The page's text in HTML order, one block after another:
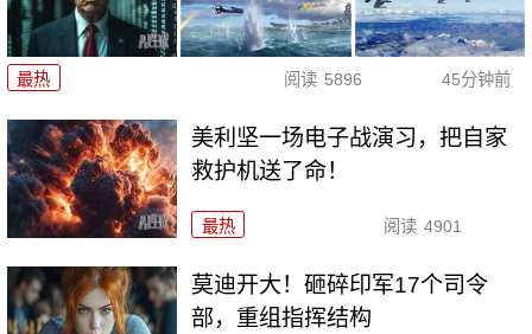
最热 阅读 5896 45分钟前
美利坚一场电子战演习，把自家
救护机送了命！
最热 阅读 4901
莫迪开大！砸碎印军17个司令
部，重组指挥结构